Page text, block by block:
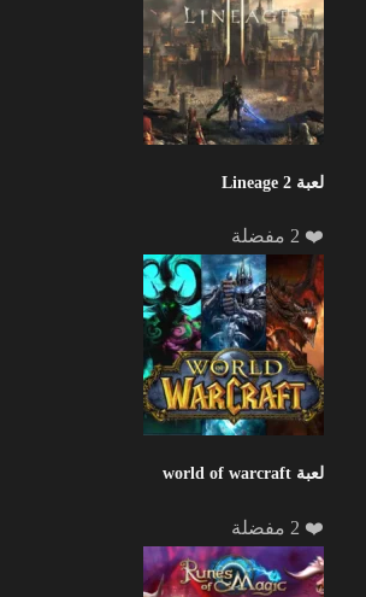
لعبة Lineage 2
❤️ 2 مفضلة
لعبة world of warcraft
❤️ 2 مفضلة